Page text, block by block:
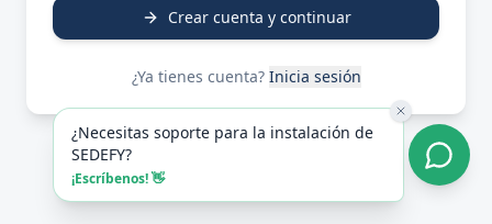
Crear cuenta y continuar
¿Ya tienes cuenta? Inicia sesión
¿Necesitas soporte para la instalación de
SEDEFY?
¡Escríbenos! 👋